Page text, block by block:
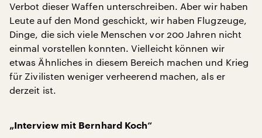
Verbot dieser Waffen unterschreiben. Aber wir haben
Leute auf den Mond geschickt, wir haben Flugzeuge,
Dinge, die sich viele Menschen vor 200 Jahren nicht
einmal vorstellen konnten. Vielleicht können wir
etwas Ähnliches in diesem Bereich machen und Krieg
für Zivilisten weniger verheerend machen, als er
derzeit ist.
„Interview mit Bernhard Koch“